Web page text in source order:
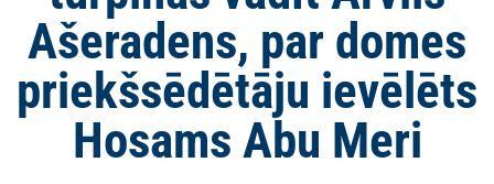
Ašeradens, par domes
priekšsēdētāju ievēlēts
Hosams Abu Meri